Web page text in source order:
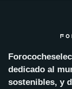
dedicado al
sostenibles, y